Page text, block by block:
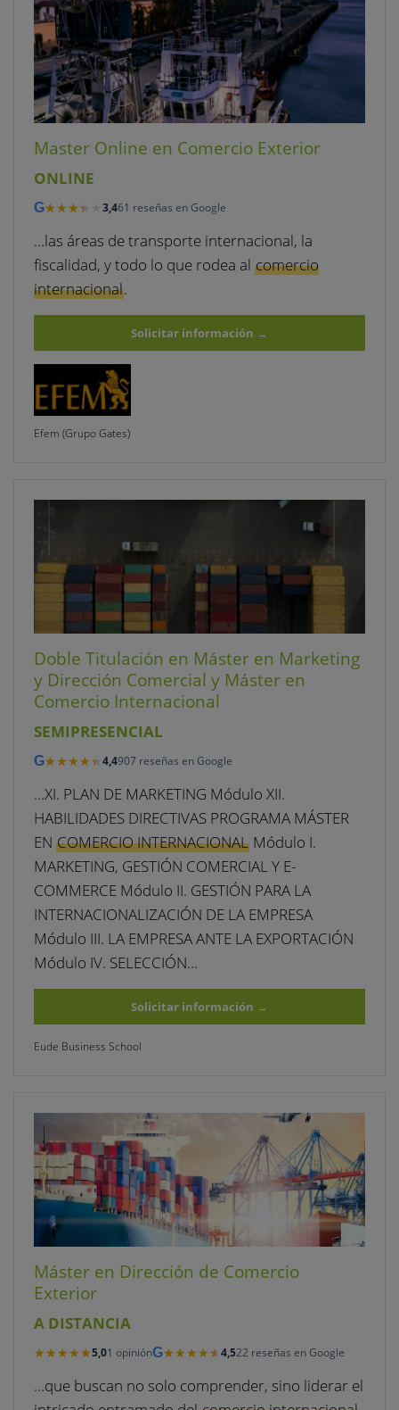
Master Online en Comercio Exterior
ONLINE
G★★★★★
★★★★★ 3,461 reseñas en Google
…las áreas de transporte internacional, la
fiscalidad, y todo lo que rodea al comercio
internacional.
Solicitar información →
Efem (Grupo Gates)
Doble Titulación en Máster en Marketing
y Dirección Comercial y Máster en
Comercio Internacional
SEMIPRESENCIAL
G★★★★★
★★★★★ 4,4907 reseñas en Google
…XI. PLAN DE MARKETING Módulo XII.
HABILIDADES DIRECTIVAS PROGRAMA MÁSTER
EN COMERCIO INTERNACIONALMódulo I.
MARKETING, GESTIÓN COMERCIAL Y E-
COMMERCE Módulo II. GESTIÓN PARA LA
INTERNACIONALIZACIÓN DE LA EMPRESA
Módulo III. LA EMPRESA ANTE LA EXPORTACIÓN
Módulo IV. SELECCIÓN…
Solicitar información →
Eude Business School
Máster en Dirección de Comercio
Exterior
A DISTANCIA
★★★★★
★★★★★5,01 opiniónG★★★★★
★★★★★ 4,522 reseñas en Google
…que buscan no solo comprender, sino liderar el